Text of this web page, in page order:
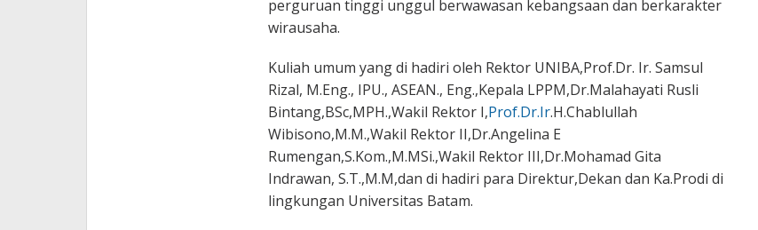
perguruan tinggi unggul berwawasan kebangsaan dan berkarakter
wirausaha.
Kuliah umum yang di hadiri oleh Rektor UNIBA,Prof.Dr. Ir. Samsul
Rizal, M.Eng., IPU., ASEAN., Eng.,Kepala LPPM,Dr.Malahayati Rusli
Bintang,BSc,MPH.,Wakil Rektor I,Prof.Dr.Ir.H.Chablullah
Wibisono,M.M.,Wakil Rektor II,Dr.Angelina E
Rumengan,S.Kom.,M.MSi.,Wakil Rektor III,Dr.Mohamad Gita
Indrawan, S.T.,M.M,dan di hadiri para Direktur,Dekan dan Ka.Prodi di
lingkungan Universitas Batam.